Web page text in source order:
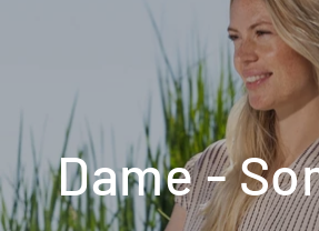
Dame -